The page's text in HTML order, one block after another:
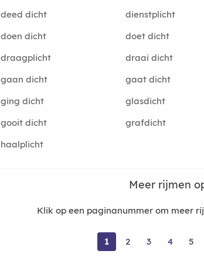
deed dicht
dienstplicht
doen dicht
doet dicht
draagplicht
draai dicht
gaan dicht
gaat dicht
ging dicht
glasdicht
gooit dicht
grafdicht
haalplicht
Meer rijmen
Klik op een paginanummer om meer
1 2 3 4 5